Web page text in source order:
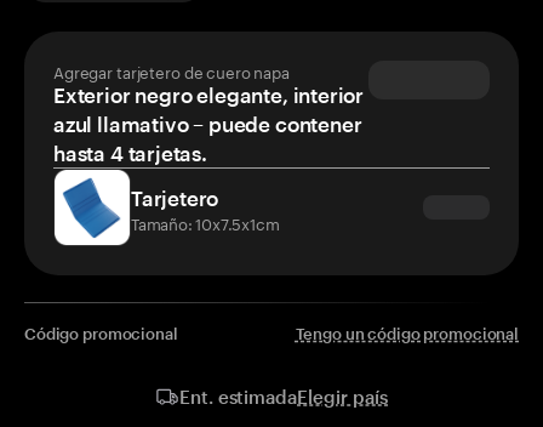
Agregar tarjetero de cuero napa
Exterior negro elegante, interior
azul llamativo – puede contener
hasta 4 tarjetas.
Tarjetero
Tamaño: 10x7.5x1cm
Código promocional Tengo un código promocional
Ent. estimadaElegir país